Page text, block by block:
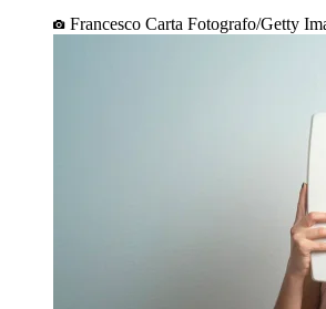
Francesco Carta Fotografo/Getty